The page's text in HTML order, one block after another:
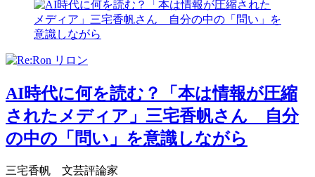
AI時代に何を読む？「本は情報が圧縮
されたメディア」三宅香帆さん 自分
の中の「問い」を意識しながら
三宅香帆 文芸評論家